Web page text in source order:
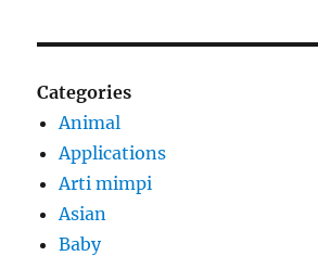
Categories
Animal
Applications
Arti mimpi
Asian
Baby